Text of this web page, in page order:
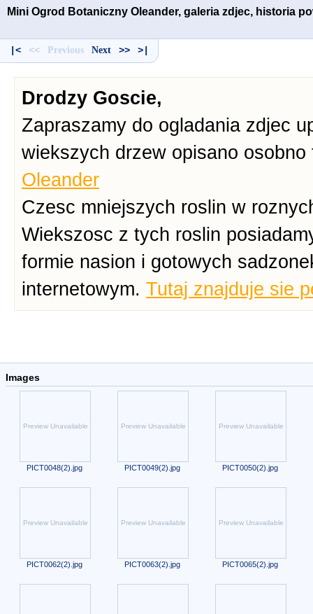
Mini Ogrod Botaniczny Oleander, galeria zdjec, historia
|< << Previous Next >> >|
Drodzy Goscie,
Zapraszamy do ogladania zdjec
wiekszych drzew opisano
Oleander
Czesc mniejszych roslin w
Wiekszosc z tych roslin
formie nasion i gotowych
internetowym. Tutaj znajduje sie
Images
Preview Unavailable
PICT0048(2).jpg
Preview Unavailable
PICT0049(2).jpg
Preview Unavailable
PICT0050(2).jpg
Preview Unavailable
PICT0062(2).jpg
Preview Unavailable
PICT0063(2).jpg
Preview Unavailable
PICT0065(2).jpg